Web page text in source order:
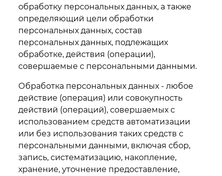
обработку персональных данных, а также
определяющий цели обработки
персональных данных, состав
персональных данных, подлежащих
обработке, действия (операции),
совершаемые с персональными данными.
Обработка персональных данных - любое
действие (операция) или совокупность
действий (операций), совершаемых с
использованием средств автоматизации
или без использования таких средств с
персональными данными, включая сбор,
запись, систематизацию, накопление,
хранение, уточнение предоставление,